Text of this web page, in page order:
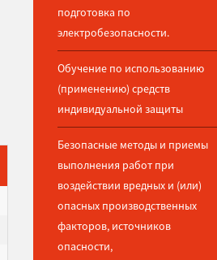
подготовка по
электробезопасности.
Обучение по использованию
(применению) средств
индивидуальной защиты
Безопасные методы и приемы
выполнения работ при
воздействии вредных и (или)
опасных производственных
факторов, источников
опасности,